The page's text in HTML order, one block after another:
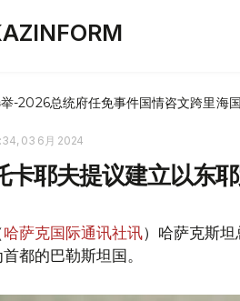
-2026总统府任免事件国情咨文跨里海
03 6月 2024
卡耶夫提议建立以东
哈萨克国际通讯社讯）哈萨克斯
首都的巴勒斯坦国。